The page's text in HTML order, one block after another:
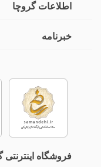
انواع جوراب مچی زنانه
انواع این جوراب‌ها را
اطلاعات گروچا
خبرنامه
فروشگاه اینترنتی